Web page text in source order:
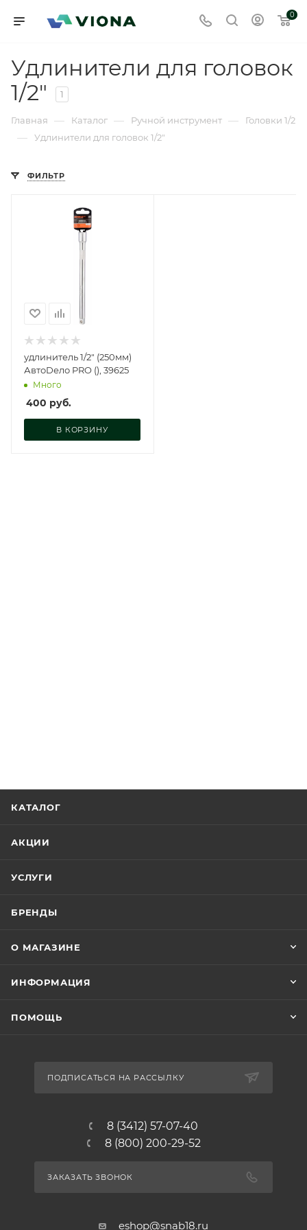
0
Удлинители для головок
1/2"
1
Главная — Каталог — Ручной инструмент — Головки 1/2
— Удлинители для головок 1/2"
ФИЛЬТР
удлинитель 1/2" (250мм)
АвтоDело PRO (), 39625
Много
400 руб.
В КОРЗИНУ
КАТАЛОГ
АКЦИИ
УСЛУГИ
БРЕНДЫ
О МАГАЗИНЕ
ИНФОРМАЦИЯ
ПОМОЩЬ
ПОДПИСАТЬСЯ НА РАССЫЛКУ
8 (3412) 57-07-40
8 (800) 200-29-52
ЗАКАЗАТЬ ЗВОНОК
eshop@snab18.ru